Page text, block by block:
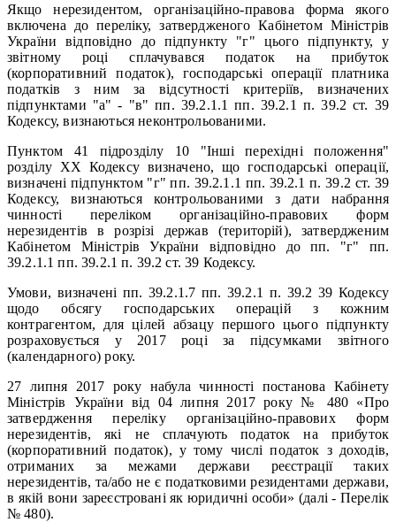
Якщо нерезидентом, організаційно-правова форма якого
включена до переліку, затвердженого Кабінетом Міністрів
України відповідно до підпункту "г" цього підпункту, у
звітному році сплачувався податок на прибуток
(корпоративний податок), господарські операції платника
податків з ним за відсутності критеріїв, визначених
підпунктами "а" - "в" пп. 39.2.1.1 пп. 39.2.1 п. 39.2 ст. 39
Кодексу, визнаються неконтрольованими.
Пунктом 41 підрозділу 10 "Інші перехідні положення"
розділу XX Кодексу визначено, що господарські операції,
визначені підпунктом "г" пп. 39.2.1.1 пп. 39.2.1 п. 39.2 ст. 39
Кодексу, визнаються контрольованими з дати набрання
чинності переліком організаційно-правових форм
нерезидентів в розрізі держав (територій), затвердженим
Кабінетом Міністрів України відповідно до пп. "г" пп.
39.2.1.1 пп. 39.2.1 п. 39.2 ст. 39 Кодексу.
Умови, визначені пп. 39.2.1.7 пп. 39.2.1 п. 39.2 39 Кодексу
щодо обсягу господарських операцій з кожним
контрагентом, для цілей абзацу першого цього підпункту
розраховується у 2017 році за підсумками звітного
(календарного) року.
27 липня 2017 року набула чинності постанова Кабінету
Міністрів України від 04 липня 2017 року № 480 «Про
затвердження переліку організаційно-правових форм
нерезидентів, які не сплачують податок на прибуток
(корпоративний податок), у тому числі податок з доходів,
отриманих за межами держави реєстрації таких
нерезидентів, та/або не є податковими резидентами держави,
в якій вони зареєстровані як юридичні особи» (далі - Перелік
№ 480).